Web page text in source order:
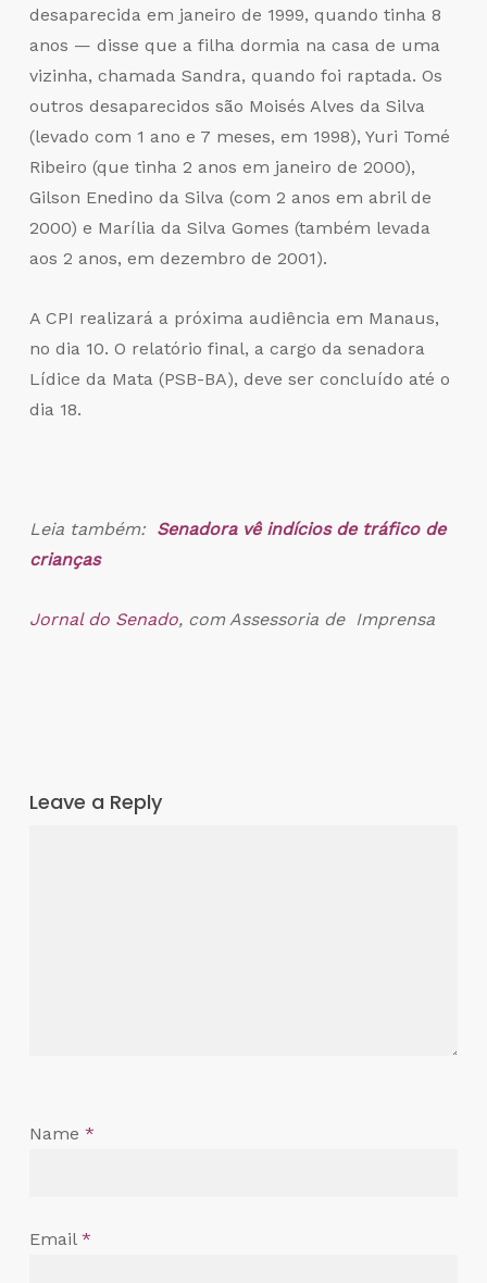
desaparecida em janeiro de 1999, quando tinha 8
anos — disse que a filha dormia na casa de uma
vizinha, chamada Sandra, quando foi raptada. Os
outros desaparecidos são Moisés Alves da Silva
(levado com 1 ano e 7 meses, em 1998), Yuri Tomé
Ribeiro (que tinha 2 anos em janeiro de 2000),
Gilson Enedino da Silva (com 2 anos em abril de
2000) e Marília da Silva Gomes (também levada
aos 2 anos, em dezembro de 2001).
A CPI realizará a próxima audiência em Manaus,
no dia 10. O relatório final, a cargo da senadora
Lídice da Mata (PSB-BA), deve ser concluído até o
dia 18.
Leia também: Senadora vê indícios de tráfico de
crianças
Jornal do Senado, com Assessoria de Imprensa
Leave a Reply
Name *
Email *